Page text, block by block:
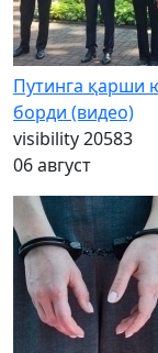
Путинга қарши
борди (видео)
visibility20583
06 август